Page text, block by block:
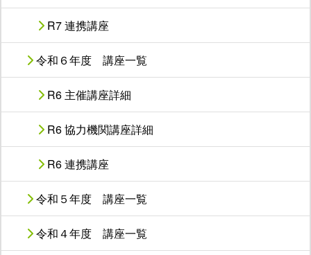
R7 連携講座
令和６年度 講座一覧
R6 主催講座詳細
R6 協力機関講座詳細
R6 連携講座
令和５年度 講座一覧
令和４年度 講座一覧